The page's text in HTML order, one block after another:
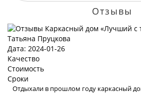
Отзывы
Татьяна Пруцкова
Дата: 2024-01-26
Качество
Стоимость
Сроки
Отдыхали в прошлом году каркасный